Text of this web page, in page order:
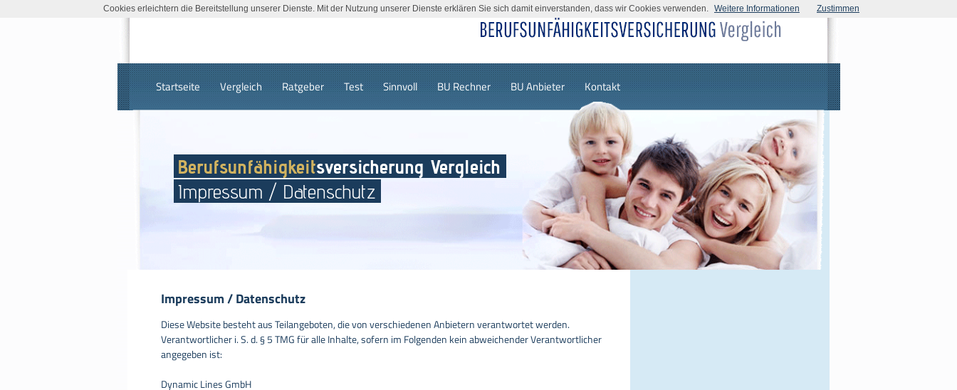
Startseite Vergleich Ratgeber Test Sinnvoll BU Rechner BU Anbieter Kontakt
Berufsunfähigkeitsversicherung Vergleich
Impressum / Datenschutz
Impressum / Datenschutz
Diese Website besteht aus Teilangeboten, die von verschiedenen Anbietern verantwortet werden.
Verantwortlicher i. S. d. § 5 TMG für alle Inhalte, sofern im Folgenden kein abweichender Verantwortlicher
angegeben ist:
Dynamic Lines GmbH
Cookies erleichtern die Bereitstellung unserer Dienste. Mit der Nutzung unserer Dienste erklären Sie sich damit einverstanden, dass wir Cookies verwenden. Weitere Informationen Zustimmen